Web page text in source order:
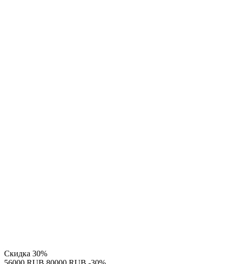
Скидка 30%